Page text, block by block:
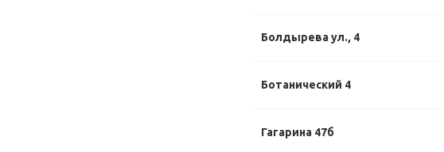
Болдырева ул., 4
Ботанический 4
Гагарина 47б